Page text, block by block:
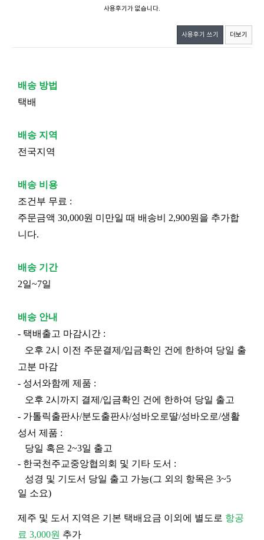
사용후기가 없습니다.
사용후기 쓰기 더보기
배송 방법
택배
배송 지역
전국지역
배송 비용
조건부 무료 :
주문금액 30,000원 미만일 때 배송비 2,900원을 추가합
니다.
배송 기간
2일~7일
배송 안내
- 택배출고 마감시간 :
오후 2시 이전 주문결제/입금확인 건에 한하여 당일 출
고분 마감
- 성서와함께 제품 :
오후 2시까지 결제/입금확인 건에 한하여 당일 출고
- 가톨릭출판사/분도출판사/성바오로딸/성바오로/생활
성서 제품 :
당일 혹은 2~3일 출고
- 한국천주교중앙협의회 및 기타 도서 :
성경 및 기도서 당일 출고 가능(그 외의 항목은 3~5
일 소요)
제주 및 도서 지역은 기본 택배요금 이외에 별도로 항공
료 3,000원 추가